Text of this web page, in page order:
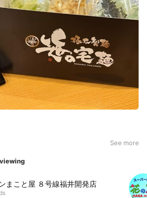
See more
まこと屋 ８号線福井開発店